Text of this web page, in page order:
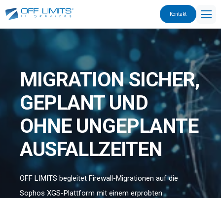
Kontakt
MIGRATION SICHER,
GEPLANT UND
OHNE UNGEPLANTE
AUSFALLZEITEN
OFF LIMITS begleitet Firewall-Migrationen auf die
Sophos XGS-Plattform mit einem erprobten